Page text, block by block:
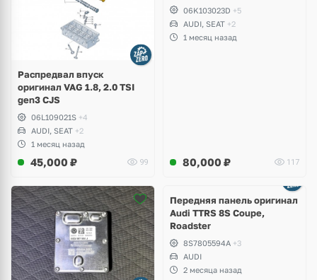
Распредвал впуск
оригинал VAG 1.8, 2.0 TSI
gen3 CJS
06L109021S +4
AUDI, SEAT +2
1 месяц назад
45,000 ₽ 99
Superb, Volkswagen Passat
B8, Golf VII Alltrack, Seat
Leon
06K103023D +5
AUDI, SEAT +2
1 месяц назад
80,000 ₽ 117
2 фото
Передняя панель оригинал
Audi TTRS 8S Coupe,
Roadster
8S7805594A +3
AUDI
2 месяца назад